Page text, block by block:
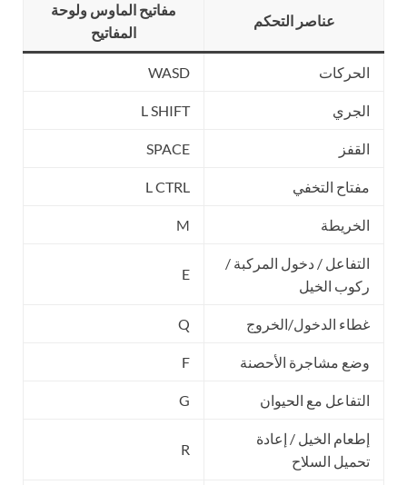
عناصر التحكم
مفاتيح الماوس ولوحة
المفاتيح
الحركات WASD
الجري L SHIFT
القفز SPACE
مفتاح التخفي L CTRL
الخريطة M
التفاعل / دخول المركبة /
ركوب الخيل
E
غطاء الدخول/الخروج Q
وضع مشاجرة الأحصنة F
التفاعل مع الحيوان G
إطعام الخيل / إعادة
تحميل السلاح
R